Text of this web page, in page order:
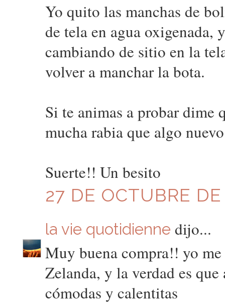
Yo quito las manchas de
de tela en agua oxigenada,
cambiando de sitio en la
volver a manchar la bota.
Si te animas a probar dime
mucha rabia que algo
Suerte!! Un besito
27 DE OCTUBRE DE
la vie quotidienne dijo...
Muy buena compra!! yo me
Zelanda, y la verdad es que
cómodas y calentitas